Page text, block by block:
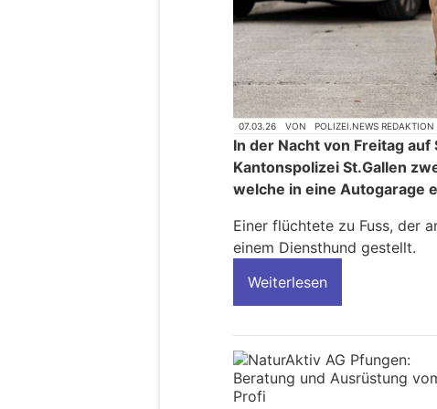
07.03.26 VON POLIZEI.NEWS REDAKTION
In der Nacht von Freitag
Kantonspolizei St.Gallen
welche in eine Autogarage
Einer flüchtete zu Fuss, der
einem Diensthund gestellt.
Weiterlesen